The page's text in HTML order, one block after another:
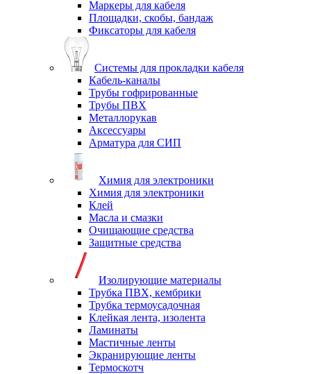
Маркеры для кабеля
Площадки, скобы, бандаж
Фиксаторы для кабеля
Системы для прокладки кабеля
Кабель-каналы
Трубы гофрированные
Трубы ПВХ
Металлорукав
Аксессуары
Арматура для СИП
Химия для электроники
Химия для электроники
Клей
Масла и смазки
Очищающие средства
Защитные средства
Изолирующие материалы
Трубка ПВХ, кембрики
Трубка термоусадочная
Клейкая лента, изолента
Ламинаты
Мастичные ленты
Экранирующие ленты
Термоскотч